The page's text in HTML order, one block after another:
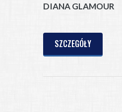
DIANA GLAMOUR
SZCZEGÓŁY